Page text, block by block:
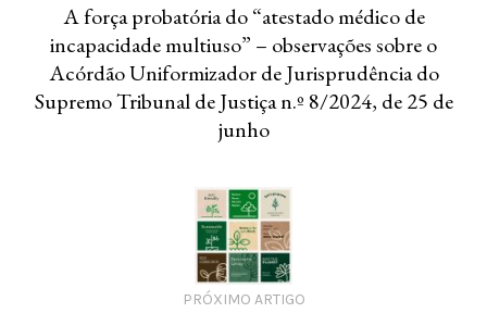
A força probatória do “atestado médico de
incapacidade multiuso” – observações sobre o
Acórdão Uniformizador de Jurisprudência do
Supremo Tribunal de Justiça n.º 8/2024, de 25 de
junho
PRÓXIMO ARTIGO